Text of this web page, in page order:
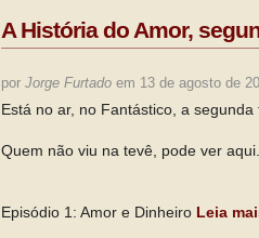
A História do Amor,
por Jorge Furtado em 13 de agosto de
Está no ar, no Fantástico, a
Quem não viu na tevê, pode ver aqui.
Episódio 1: Amor e Dinheiro Leia